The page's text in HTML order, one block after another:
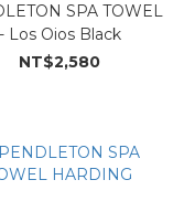
SPA TOWEL
Los Oios Black
NT$2,580